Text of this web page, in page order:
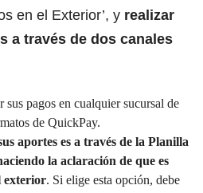
en el Exterior’, y realizar
a través de dos canales
sus pagos en cualquier sucursal de
de QuickPay.
aportes es a través de la Planilla
la aclaración de que es
exterior. Si elige esta opción, debe